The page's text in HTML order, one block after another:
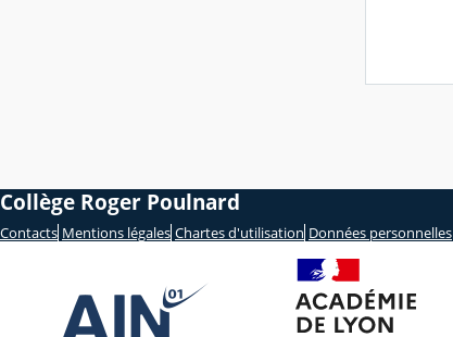
Collège Roger Poulnard
Contacts Mentions légales Chartes d'utilisation Données personnelles